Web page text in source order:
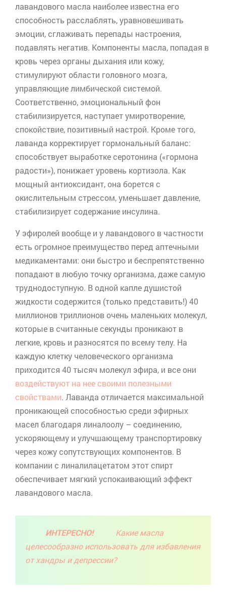
лавандового масла наиболее известна его
способность расслаблять, уравновешивать
эмоции, сглаживать перепады настроения,
подавлять негатив. Компоненты масла, попадая в
кровь через органы дыхания или кожу,
стимулируют области головного мозга,
управляющие лимбической системой.
Соответственно, эмоциональный фон
стабилизируется, наступает умиротворение,
спокойствие, позитивный настрой. Кроме того,
лаванда корректирует гормональный баланс:
способствует выработке серотонина («гормона
радости»), понижает уровень кортизола. Как
мощный антиоксидант, она борется с
окислительным стрессом, уменьшает давление,
стабилизирует содержание инсулина.
У эфиролей вообще и у лавандового в частности
есть огромное преимущество перед аптечными
медикаментами: они быстро и беспрепятственно
попадают в любую точку организма, даже самую
труднодоступную. В одной капле душистой
жидкости содержится (только представить!) 40
миллионов триллионов очень маленьких молекул,
которые в считанные секунды проникают в
легкие, кровь и разносятся по всему телу. На
каждую клетку человеческого организма
приходится 40 тысяч молекул эфира, и все они
воздействуют на нее своими полезными
свойствами. Лаванда отличается максимальной
проникающей способностью среди эфирных
масел благодаря линалоолу – соединению,
ускоряющему и улучшающему транспортировку
через кожу сопутствующих компонентов. В
компании с линалилацетатом этот спирт
обеспечивает мягкий успокаивающий эффект
лавандового масла.
ИНТЕРЕСНО!
Какие масла
целесообразно использовать для избавления
от хандры и депрессии?